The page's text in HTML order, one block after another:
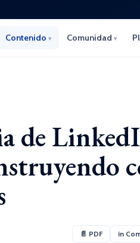
Contenido ▾ Comunidad ▾
de
📄 PDF in